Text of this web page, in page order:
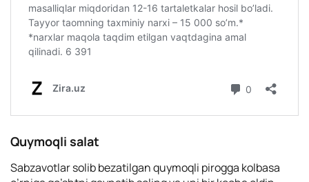
Quymoqli salat
Sabzavotlar solib bezatilgan quymoqli pirogga kolbasa